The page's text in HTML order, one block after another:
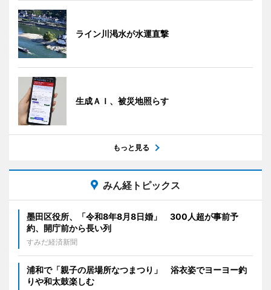
ライン川渇水が水運直撃
生成ＡＩ、被災地照らす
もっと見る
みん経トピックス
墨田区役所、「令和8年8月8日婚」 300人超が事前予
約、開庁前から長い列
すみだ経済新聞
浦和で「親子の居場所なつまつり」 浴衣姿でヨーヨー釣
りや和太鼓楽しむ